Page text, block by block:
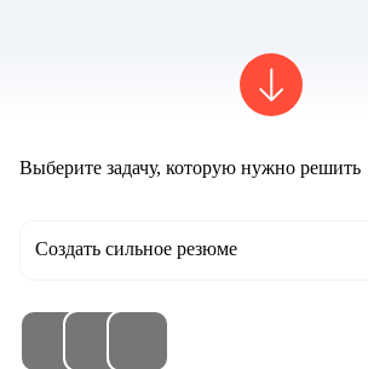
Выберите задачу, которую нужно решить
Создать сильное резюме